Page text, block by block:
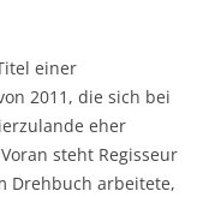
einer
2011, die sich bei
eher
steht Regisseur
Drehbuch arbeitete,